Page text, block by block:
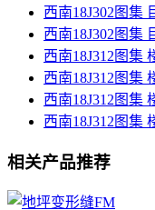
西南18J302图集
西南18J302图集
西南18J312图集
西南18J312图集
西南18J312图集
西南18J312图集
相关产品推荐